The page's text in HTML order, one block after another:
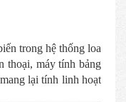
trong hệ thống loa
thoại, máy tính bảng
lại tính linh hoạt